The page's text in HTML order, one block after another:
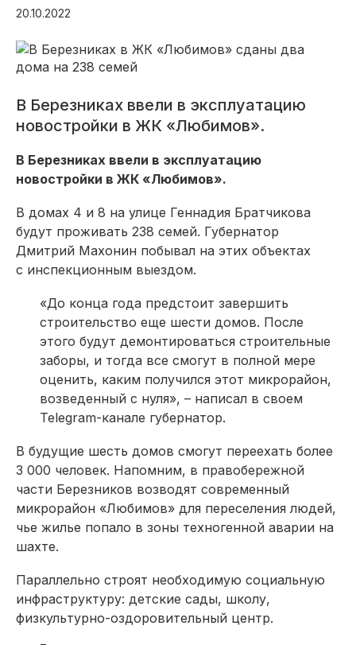
Инфраструктура
Благоустройство
20.10.2022
В Березниках ввели в эксплуатацию
новостройки в ЖК «Любимов».
В Березниках ввели в эксплуатацию
новостройки в ЖК «Любимов».
В домах 4 и 8 на улице Геннадия Братчикова
будут проживать 238 семей. Губернатор
Дмитрий Махонин побывал на этих объектах
с инспекционным выездом.
«До конца года предстоит завершить
строительство еще шести домов. После
этого будут демонтироваться строительные
заборы, и тогда все смогут в полной мере
оценить, каким получился этот микрорайон,
возведенный с нуля», – написал в своем
Telegram-канале губернатор.
В будущие шесть домов смогут переехать более
3 000 человек. Напомним, в правобережной
части Березников возводят современный
микрорайон «Любимов» для переселения людей,
чье жилье попало в зоны техногенной аварии на
шахте.
Параллельно строят необходимую социальную
инфраструктуру: детские сады, школу,
физкультурно-оздоровительный центр.